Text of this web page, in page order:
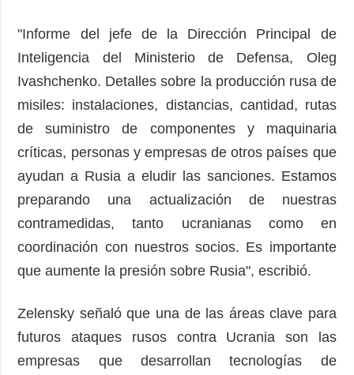
"Informe del jefe de la Dirección Principal de
Inteligencia del Ministerio de Defensa, Oleg
Ivashchenko. Detalles sobre la producción rusa de
misiles: instalaciones, distancias, cantidad, rutas
de suministro de componentes y maquinaria
críticas, personas y empresas de otros países que
ayudan a Rusia a eludir las sanciones. Estamos
preparando una actualización de nuestras
contramedidas, tanto ucranianas como en
coordinación con nuestros socios. Es importante
que aumente la presión sobre Rusia", escribió.
Zelensky señaló que una de las áreas clave para
futuros ataques rusos contra Ucrania son las
empresas que desarrollan tecnologías de